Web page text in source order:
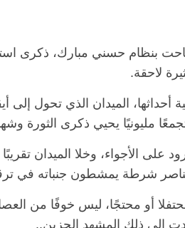
بنظام حسني مبارك، ذكرى
لاحقة.
أحداثها، الميدان الذي تحول إلى
مليونيًا يحيي ذكرى الثورة
الأجواء، وخلا الميدان تقريبًا
شرطة يمشطون جنباته في
أو محتجًا، ليس خوفًا من
إلى ذلك المشهد الحزين..
مقعد شاغر
حسين
(بروفايل)
21 فبراير، 2026
وناس
فرحات فقيه